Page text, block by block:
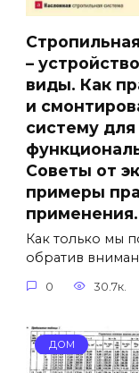
–
виды. Как
и
систему
Советы от
примеры
применения.
Как только мы
обратив
0 30.7к.
ДОМ